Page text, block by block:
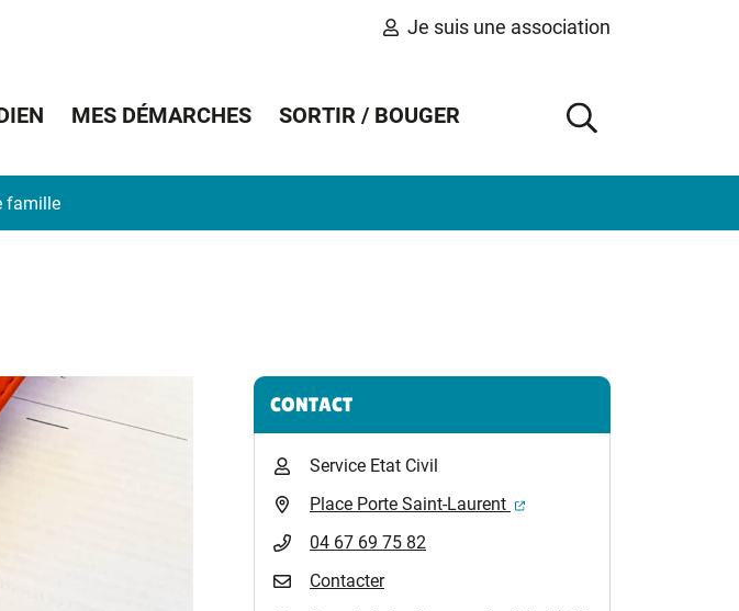
Instagram
Linkedin Je suis une association
MES DÉMARCHES SORTIR / BOUGER
AFFICHER
famille
Informations complémentaires
CONTACT
Service Etat Civil
Place Porte Saint-Laurent
(ouverture dans un nouvel
04 67 69 75 82
Contacter